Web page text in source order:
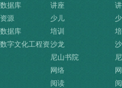
据库
源
据库
字文化工程资
讲座
少儿
培训
沙龙
尼山书院
网络
阅读